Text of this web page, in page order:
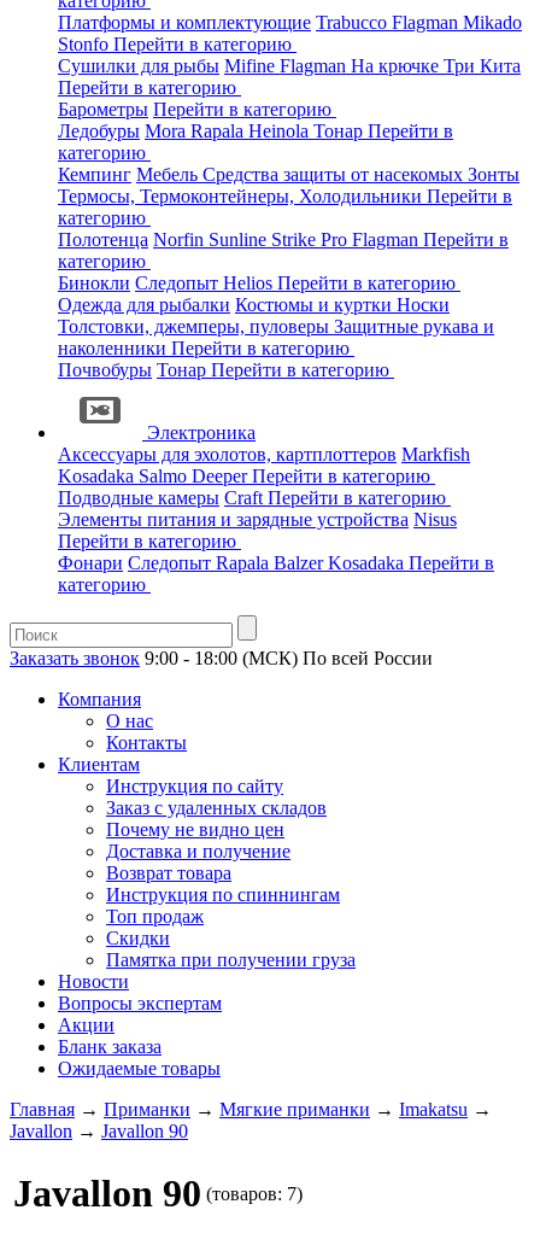
Платформы и комплектующие Trabucco Flagman Mikado
Stonfo Перейти в категорию
Сушилки для рыбы Mifine Flagman На крючке Три Кита
Перейти в категорию
Барометры Перейти в категорию
Ледобуры Mora Rapala Heinola Тонар Перейти в
категорию
Кемпинг Мебель Средства защиты от насекомых Зонты
Термосы, Термоконтейнеры, Холодильники Перейти в
категорию
Полотенца Norfin Sunline Strike Pro Flagman Перейти в
категорию
Бинокли Следопыт Helios Перейти в категорию
Одежда для рыбалки Костюмы и куртки Носки
Толстовки, джемперы, пуловеры Защитные рукава и
наколенники Перейти в категорию
Почвобуры Тонар Перейти в категорию
Электроника
Аксессуары для эхолотов, картплоттеров Markfish
Kosadaka Salmo DeeperПерейти в категорию
Подводные камеры Craft Перейти в категорию
Элементы питания и зарядные устройства Nisus
Перейти в категорию
Фонари Следопыт Rapala BalzerKosadaka Перейти в
категорию
Заказать звонок 9:00 - 18:00 (МСК) По всей России
Компания
О нас
Контакты
Клиентам
Инструкция по сайту
Заказ с удаленных складов
Почему не видно цен
Доставка и получение
Возврат товара
Инструкция по спиннингам
Топ продаж
Скидки
Памятка при получении груза
Новости
Вопросы экспертам
Акции
Бланк заказа
Ожидаемые товары
Главная → Приманки → Мягкие приманки → Imakatsu →
Javallon → Javallon 90
Javallon 90 (товаров: 7)